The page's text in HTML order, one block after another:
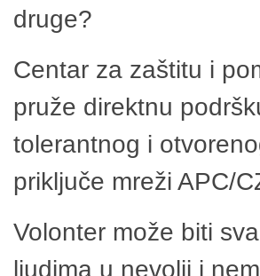
druge?
Centar za zaštitu i
pruže direktnu
tolerantnog i
priključe mreži APC/
Volonter može biti
ljudima u nevolji i